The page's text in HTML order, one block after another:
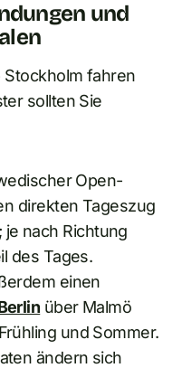
und
Stockholm fahren
sollten Sie
Open-
direkten Tageszug
nach Richtung
des Tages.
einen
über Malmö
und Sommer.
ändern sich